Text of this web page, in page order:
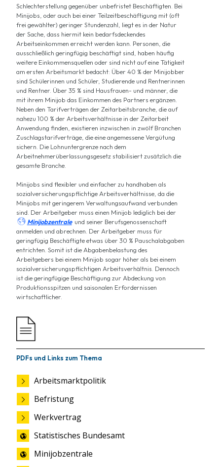
Schlechterstellung gegenüber unbefristet Beschäftigten. Bei
Minijobs, oder auch bei einer Teilzeitbeschäftigung mit (oft
frei gewählter) geringer Stundenzahl, liegt es in der Natur
der Sache, dass hiermit kein bedarfsdeckendes
Arbeitseinkommen erreicht werden kann. Personen, die
ausschließlich geringfügig beschäftigt sind, haben häufig
weitere Einkommensquellen oder sind nicht auf eine Tätigkeit
am ersten Arbeitsmarkt bedacht: Über 40 % der Minijobber
sind Schülerinnen und Schüler, Studierende und Rentnerinnen
und Rentner. Über 35 % sind Hausfrauen- und männer, die
mit ihrem Minijob das Einkommen des Partners ergänzen.
Neben den Tarifverträgen der Zeitarbeitsbranche, die auf
nahezu 100 % der Arbeitsverhältnisse in der Zeitarbeit
Anwendung finden, existieren inzwischen in zwölf Branchen
Zuschlagstarifverträge, die eine angemessene Vergütung
sichern. Die Lohnuntergrenze nach dem
Arbeitnehmerüberlassungsgesetz stabilisiert zusätzlich die
gesamte Branche.
Minijobs sind flexibler und einfacher zu handhaben als
sozialversicherungspflichtige Arbeitsverhältnisse, da die
Minijobs mit geringerem Verwaltungsaufwand verbunden
sind. Der Arbeitgeber muss einen Minijob lediglich bei der
 Minijobzentrale und seiner Berufsgenossenschaft
anmelden und abrechnen. Der Arbeitgeber muss für
geringfügig Beschäftigte etwas über 30 % Pauschalabgaben
entrichten. Somit ist die Abgabenbelastung des
Arbeitgebers bei einem Minijob sogar höher als bei einem
sozialversicherungspflichtigen Arbeitsverhältnis. Dennoch
ist die geringfügige Beschäftigung zur Abdeckung von
Produktionsspitzen und saisonalen Erfordernissen
wirtschaftlicher.
PDFs und Links zum Thema
Arbeitsmarktpolitik
Befristung
Werkvertrag
Statistisches Bundesamt
Minijobzentrale